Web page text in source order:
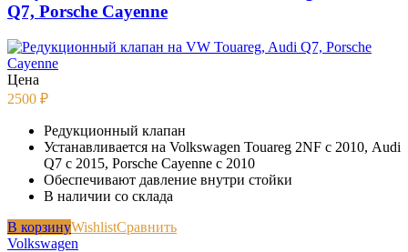
Q7, Porsche Cayenne
Цена
2500 ₽
Редукционный клапан
Устанавливается на Volkswagen Touareg 2NF с 2010, Audi
Q7 c 2015, Porsche Cayenne с 2010
Обеспечивают давление внутри стойки
В наличии со склада
В корзинуWishlistСравнить
Volkswagen